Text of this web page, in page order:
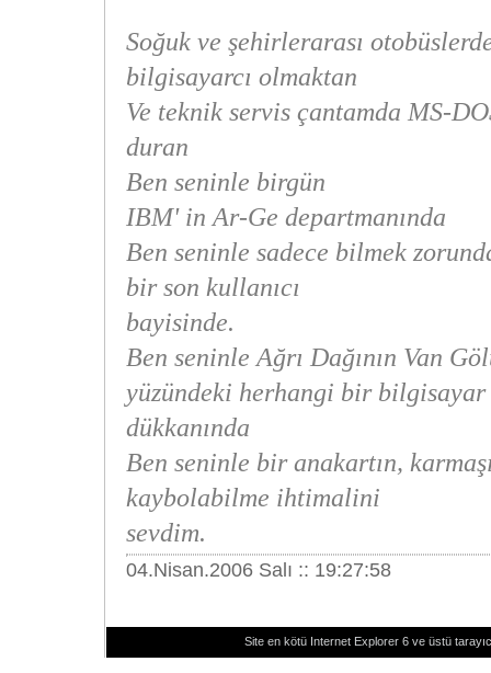
Soğuk ve şehirlerarası
bilgisayarcı olmaktan
Ve teknik servis çantamda MS-
duran
Ben seninle birgün
IBM' in Ar-Ge departmanında
Ben seninle sadece bilmek
bir son kullanıcı
bayisinde.
Ben seninle Ağrı Dağının Van
yüzündeki herhangi bir bilgisayar
dükkanında
Ben seninle bir anakartın,
kaybolabilme ihtimalini
sevdim.
04.Nisan.2006 Salı :: 19:27:58
Site en kötü Internet Explorer 6 ve üstü